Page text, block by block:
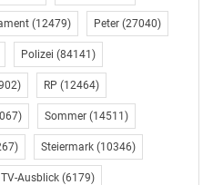
(12479) Peter (27040)
Polizei (84141)
RP (12464)
Sommer (14511)
Steiermark (10346)
TV-Ausblick (6179)